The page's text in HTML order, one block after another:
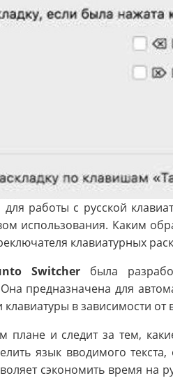
работы с русской
использования. Каким
клавиатурных
Switcherбыла
предназначена для
в зависимости от
плане и следит за тем,
язык вводимого
сэкономить время